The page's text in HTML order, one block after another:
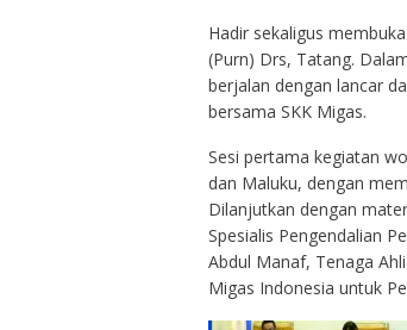
Hadir sekaligus
(Purn) Drs, Tatang.
berjalan dengan lancar
bersama SKK Migas.
Sesi pertama kegiatan
dan Maluku, dengan
Dilanjutkan dengan
Spesialis Pengendalian
Abdul Manaf, Tenaga
Migas Indonesia untuk